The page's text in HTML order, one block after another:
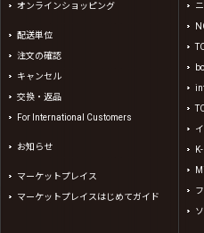
オンラインショッピング
配送単位
注文の確認
キャンセル
交換・返品
For International Customers
お知らせ
マーケットプレイス
マーケットプレイスはじめてガイド